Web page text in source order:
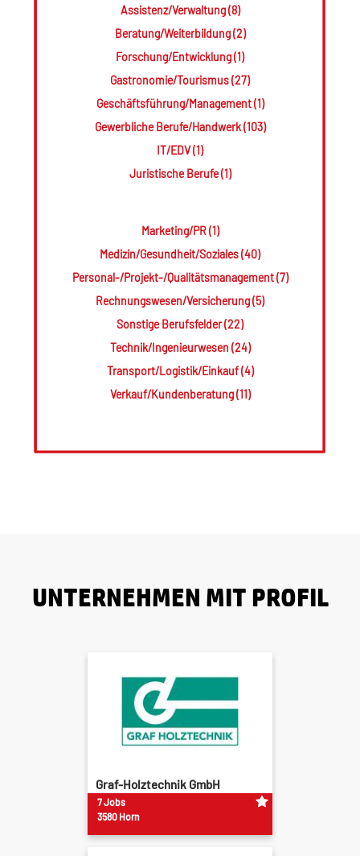
Assistenz/Verwaltung (8)
Beratung/Weiterbildung (2)
Forschung/Entwicklung (1)
Gastronomie/Tourismus (27)
Geschäftsführung/Management (1)
Gewerbliche Berufe/Handwerk (103)
IT/EDV (1)
Juristische Berufe (1)
Marketing/PR (1)
Medizin/Gesundheit/Soziales (40)
Personal-/Projekt-/Qualitätsmanagement (7)
Rechnungswesen/Versicherung (5)
Sonstige Berufsfelder (22)
Technik/Ingenieurwesen (24)
Transport/Logistik/Einkauf (4)
Verkauf/Kundenberatung (11)
UNTERNEHMEN MIT PROFIL
Graf-Holztechnik GmbH
7 Jobs
3580 Horn